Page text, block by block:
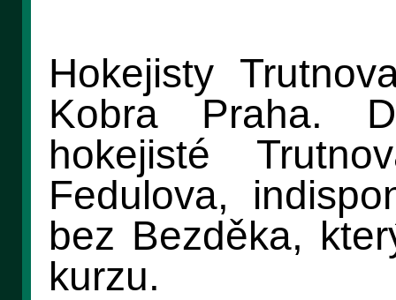
Hokejisty
Kobra Praha.
hokejisté
Fedulova,
bez Bezděka,
kurzu.